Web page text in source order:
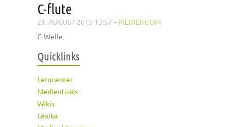
C-flute
21. AUGUST 2015 13:57 – MEDIENCOM
C-Welle
Quicklinks
Lerncenter
MedienLinks
Wikis
Lexika